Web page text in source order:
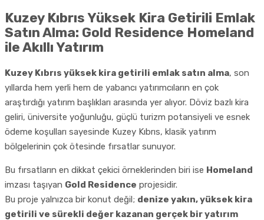
Kuzey Kıbrıs Yüksek Kira Getirili Emlak
Satın Alma: Gold Residence Homeland
ile Akıllı Yatırım
Kuzey Kıbrıs yüksek kira getirili emlak satın alma, son
yıllarda hem yerli hem de yabancı yatırımcıların en çok
araştırdığı yatırım başlıkları arasında yer alıyor. Döviz bazlı kira
geliri, üniversite yoğunluğu, güçlü turizm potansiyeli ve esnek
ödeme koşulları sayesinde Kuzey Kıbrıs, klasik yatırım
bölgelerinin çok ötesinde fırsatlar sunuyor.
Bu fırsatların en dikkat çekici örneklerinden biri ise Homeland
imzası taşıyan Gold Residence projesidir.
Bu proje yalnızca bir konut değil; denize yakın, yüksek kira
getirili ve sürekli değer kazanan gerçek bir yatırım